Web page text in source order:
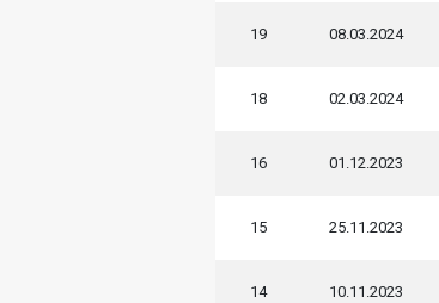
19 08.03.2024
18 02.03.2024
16 01.12.2023
15 25.11.2023
14 10.11.2023